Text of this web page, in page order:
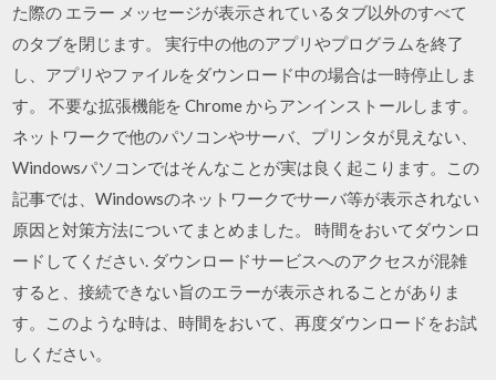
た際の エラー メッセージが表示されているタブ以外のすべて
のタブを閉じます。 実行中の他のアプリやプログラムを終了
し、アプリやファイルをダウンロード中の場合は一時停止しま
す。 不要な拡張機能を Chrome からアンインストールします。
ネットワークで他のパソコンやサーバ、プリンタが見えない、
Windowsパソコンではそんなことが実は良く起こります。この
記事では、Windowsのネットワークでサーバ等が表示されない
原因と対策方法についてまとめました。 時間をおいてダウンロ
ードしてください. ダウンロードサービスへのアクセスが混雑
すると、接続できない旨のエラーが表示されることがありま
す。このような時は、時間をおいて、再度ダウンロードをお試
しください。